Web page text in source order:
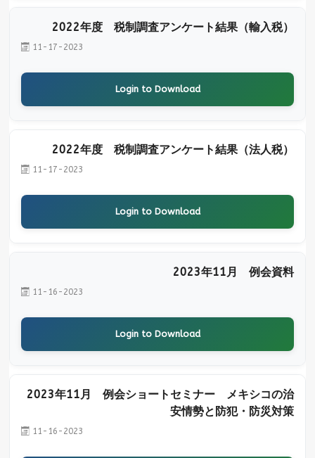
2022年度 税制調査アンケート結果（輸入税）
11-17-2023
Login to Download
2022年度 税制調査アンケート結果（法人税）
11-17-2023
Login to Download
2023年11月 例会資料
11-16-2023
Login to Download
2023年11月 例会ショートセミナー メキシコの治
安情勢と防犯・防災対策
11-16-2023